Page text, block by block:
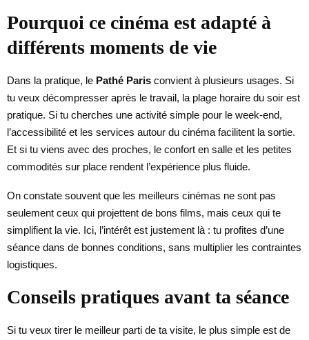
Pourquoi ce cinéma est adapté à
différents moments de vie
Dans la pratique, le Pathé Paris convient à plusieurs usages. Si
tu veux décompresser après le travail, la plage horaire du soir est
pratique. Si tu cherches une activité simple pour le week-end,
l’accessibilité et les services autour du cinéma facilitent la sortie.
Et si tu viens avec des proches, le confort en salle et les petites
commodités sur place rendent l’expérience plus fluide.
On constate souvent que les meilleurs cinémas ne sont pas
seulement ceux qui projettent de bons films, mais ceux qui te
simplifient la vie. Ici, l’intérêt est justement là : tu profites d’une
séance dans de bonnes conditions, sans multiplier les contraintes
logistiques.
Conseils pratiques avant ta séance
Si tu veux tirer le meilleur parti de ta visite, le plus simple est de